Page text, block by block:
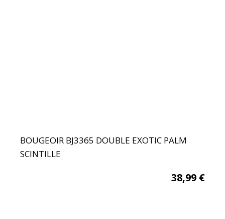
BOUGEOIR BJ3365 DOUBLE EXOTIC PALM
SCINTILLE
38,99 €